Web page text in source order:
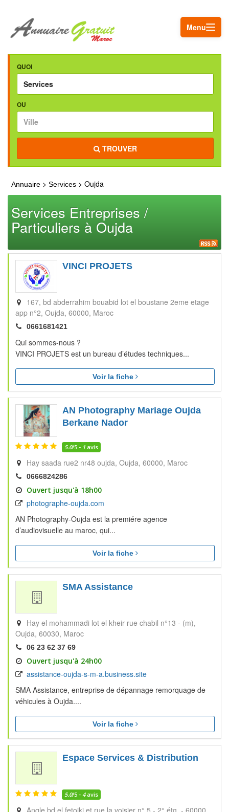
Menu
QUOI
OU
TROUVER
Annuaire > Services > Oujda
Services Entreprises /
Particuliers à Oujda
VINCI PROJETS
167, bd abderrahim bouabid lot el boustane 2eme etage
app n°2 Oujda 60000 Maroc
0661681421
Qui sommes-nous ?
VINCI PROJETS est un bureau d’études techniques...
Voir la fiche
AN Photography Mariage Oujda
Berkane Nador
5.0/5 - 1 avis
Hay saada rue2 nr48 oujda Oujda 60000 Maroc
0666824286
Ouvert jusqu'à 18h00
photographe-oujda.com
AN Photography-Oujda est la premiére agence
d’audiovisuelle au maroc, qui...
Voir la fiche
SMA Assistance
Hay el mohammadi lot el kheir rue chabil n°13 - (m)
Oujda 60030 Maroc
06 23 62 37 69
Ouvert jusqu'à 24h00
assistance-oujda-s-m-a.business.site
SMA Assistance, entreprise de dépannage remorquage de
véhicules à Oujda....
Voir la fiche
Espace Services & Distribution
5.0/5 - 4avis
Angle bd el fetoiki et rue la voisier n° 5 - 2° étg. - 60000